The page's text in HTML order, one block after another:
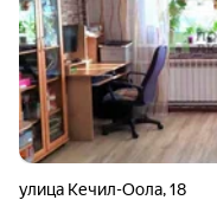
улица Кечил-Оола,18